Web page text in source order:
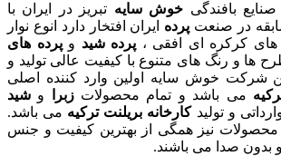
خوش سایهتبریز در ایران با
صنعت پردهایران افتخار دارد انوع نوار
ای افقی ، پرده شیدوپرده های
های متنوع با کیفیت عالی تولید و
سایه اولین وارد کننده اصلی
و تمام محصولاتزبراوشید
کارخانه بریلنت ترکیهمی باشد.
نیز همگی از بهترین کیفیت و جنس
می باشند.